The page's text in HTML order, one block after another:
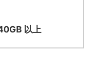
以上